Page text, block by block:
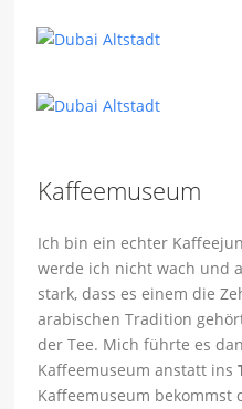
Kaffeemuseum
Ich bin ein echter
werde ich nicht wach und
stark, dass es einem die
arabischen Tradition
der Tee. Mich führte es
Kaffeemuseum anstatt ins
Kaffeemuseum bekommst